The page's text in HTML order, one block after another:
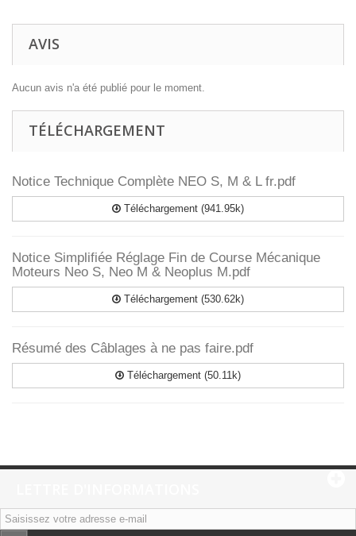
AVIS
Aucun avis n'a été publié pour le moment.
TÉLÉCHARGEMENT
Notice Technique Complète NEO S, M & L fr.pdf
Téléchargement (941.95k)
Notice Simplifiée Réglage Fin de Course Mécanique
Moteurs Neo S, Neo M & Neoplus M.pdf
Téléchargement (530.62k)
Résumé des Câblages à ne pas faire.pdf
Téléchargement (50.11k)